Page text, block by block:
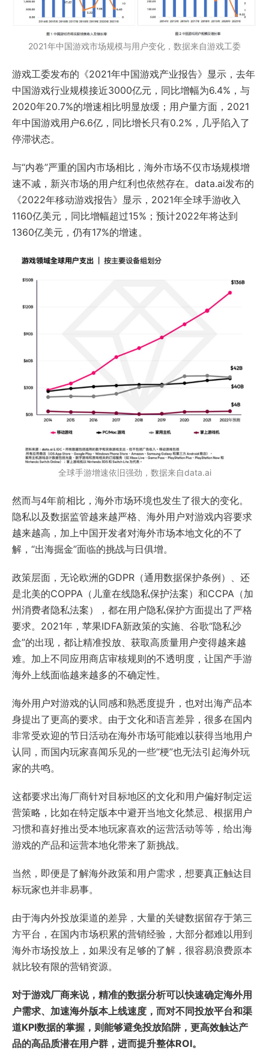
2021年中国游戏市场规模与用户变化，数据来自游戏工委
游戏工委发布的《2021年中国游戏产业报告》显示，去年
中国游戏行业规模接近3000亿元，同比增幅为6.4%，与
2020年20.7%的增速相比明显放缓；用户量方面，2021
年中国游戏用户6.6亿，同比增长只有0.2%，几乎陷入了
停滞状态。
与“内卷”严重的国内市场相比，海外市场不仅市场规模增
速不减，新兴市场的用户红利也依然存在。data.ai发布的
《2022年移动游戏报告》显示，2021年全球手游收入
1160亿美元，同比增幅超过15%；预计2022年将达到
1360亿美元，仍有17%的增速。
全球手游增速依旧强劲，数据来自data.ai
然而与4年前相比，海外市场环境也发生了很大的变化。
隐私以及数据监管越来越严格、海外用户对游戏内容要求
越来越高，加上中国开发者对海外市场本地文化的不了
解，“出海掘金”面临的挑战与日俱增。
政策层面，无论欧洲的GDPR（通用数据保护条例）、还
是北美的COPPA（儿童在线隐私保护法案）和CCPA（加
州消费者隐私法案），都在用户隐私保护方面提出了严格
要求。2021年，苹果IDFA新政策的实施、谷歌“隐私沙
盒”的出现，都让精准投放、获取高质量用户变得越来越
难。加上不同应用商店审核规则的不透明度，让国产手游
海外上线面临越来越多的不确定性。
海外用户对游戏的认同感和熟悉度提升，也对出海产品本
身提出了更高的要求。由于文化和语言差异，很多在国内
非常受欢迎的节日活动在海外市场可能难以获得当地用户
认同，而国内玩家喜闻乐见的一些“梗”也无法引起海外玩
家的共鸣。
这都要求出海厂商针对目标地区的文化和用户偏好制定运
营策略，比如在特定版本中避开当地文化禁忌、根据用户
习惯和喜好推出受本地玩家喜欢的运营活动等等，给出海
游戏的产品和运营本地化带来了新挑战。
当然，即便是了解海外政策和用户需求，想要真正触达目
标玩家也并非易事。
由于海内外投放渠道的差异，大量的关键数据留存于第三
方平台，在国内市场积累的营销经验，大部分都难以用到
海外市场投放上，如果没有足够的了解，很容易浪费原本
就比较有限的营销资源。
对于游戏厂商来说，精准的数据分析可以快速确定海外用
户需求、加速海外版本上线速度，而对不同投放平台和渠
道KPI数据的掌握，则能够避免投放陷阱，更高效触达产
品的高品质潜在用户群，进而提升整体ROI。